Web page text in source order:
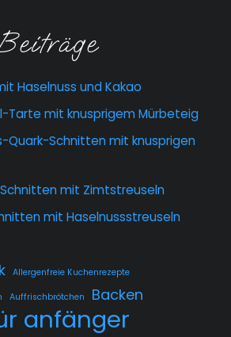
Haselnuss und Kakao
Tarte mit knusprigem Mürbeteig
Quark-Schnitten mit knusprigen
mit Zimtstreuseln
mit Haselnussstreuseln
Allergenfreie Kuchenrezepte
Auffrischbrötchen Backen
anfänger